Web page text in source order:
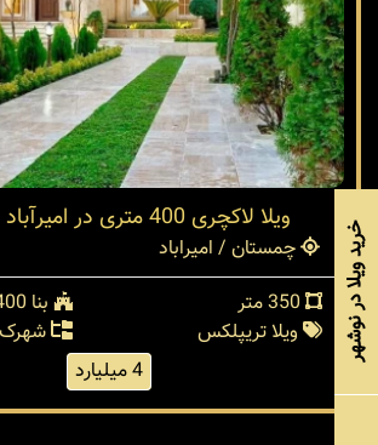
ویلا لاکچری 400 متری در امیرآباد چمستان
چمستان / امیراباد
بنا 400 متر
ویلا تریپلکس
شهرک
4 میلیارد
خرید ویلا در نوشهر